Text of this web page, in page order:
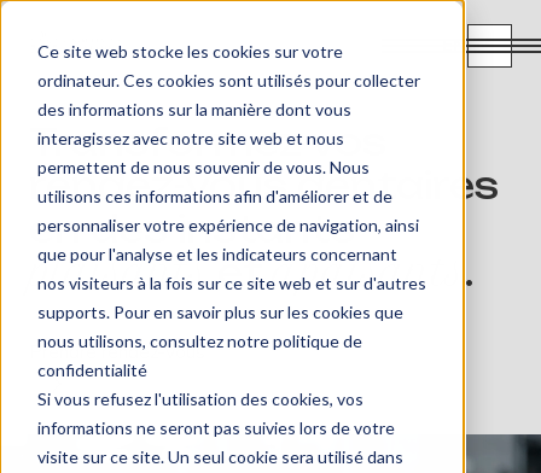
Ce site web stocke les cookies sur votre
ordinateur. Ces cookies sont utilisés pour collecter
des informations sur la manière dont vous
interagissez avec notre site web et nous
permettent de nous souvenir de vous. Nous
utilisons ces informations afin d'améliorer et de
personnaliser votre expérience de navigation, ainsi
que pour l'analyse et les indicateurs concernant
nos visiteurs à la fois sur ce site web et sur d'autres
supports. Pour en savoir plus sur les cookies que
nous utilisons, consultez notre politique de
confidentialité
Si vous refusez l'utilisation des cookies, vos
informations ne seront pas suivies lors de votre
visite sur ce site. Un seul cookie sera utilisé dans
EN
Transformez vos
rendez-vous dentaires
en des instants
plaisantsetapaisants .
Prendre rendez-vous